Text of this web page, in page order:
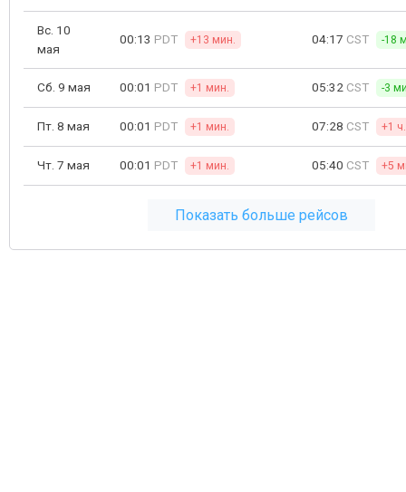
Вс. 10
мая
00:13 PDT +13 мин. 04:17 CST -18
Сб. 9 мая 00:01 PDT +1 мин. 05:32 CST -3
Пт. 8 мая 00:01 PDT +1 мин. 07:28 CST +1
Чт. 7 мая 00:01 PDT +1 мин. 05:40 CST +5
Показать больше рейсов